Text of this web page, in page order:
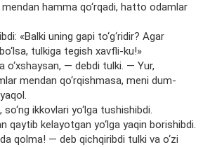
mendan hamma qo‘rqadi, hatto odamlar
«Balki uning gapi to‘g‘ridir? Agar
tulkiga tegish xavfli-ku!»
— debdi tulki. — Yur,
mendan qo‘rqishmasa, meni dum-
so‘ng ikkovlari yo‘lga tushishibdi.
qaytib kelayotgan yo‘lga yaqin borishibdi.
qolma! — deb qichqiribdi tulki va o‘zi